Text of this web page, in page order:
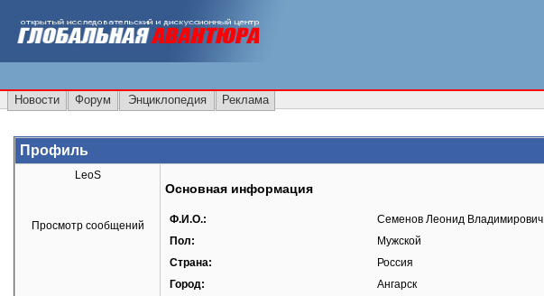
Новости Форум Энциклопедия Реклама
Профиль
LeoS
Просмотр сообщений
Основная информация
Ф.И.О.:
Семенов Леонид Владимирович
Пол:
Мужской
Страна:
Россия
Город:
Ангарск